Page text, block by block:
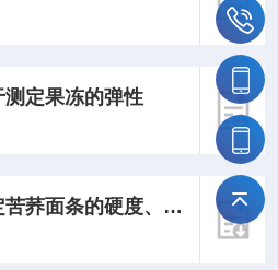
定果冻的弹性
度、弹性、咀嚼性和回复性